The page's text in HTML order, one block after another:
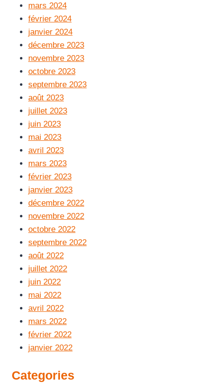
mars 2024
février 2024
janvier 2024
décembre 2023
novembre 2023
octobre 2023
septembre 2023
août 2023
juillet 2023
juin 2023
mai 2023
avril 2023
mars 2023
février 2023
janvier 2023
décembre 2022
novembre 2022
octobre 2022
septembre 2022
août 2022
juillet 2022
juin 2022
mai 2022
avril 2022
mars 2022
février 2022
janvier 2022
Categories